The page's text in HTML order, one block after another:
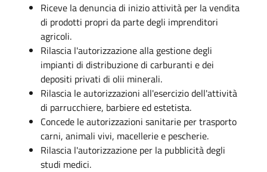
Riceve la denuncia di inizio attività per la vendita
di prodotti propri da parte degli imprenditori
agricoli.
Rilascia l'autorizzazione alla gestione degli
impianti di distribuzione di carburanti e dei
depositi privati di olii minerali.
Rilascia le autorizzazioni all'esercizio dell'attività
di parrucchiere, barbiere ed estetista.
Concede le autorizzazioni sanitarie per trasporto
carni, animali vivi, macellerie e pescherie.
Rilascia l'autorizzazione per la pubblicità degli
studi medici.